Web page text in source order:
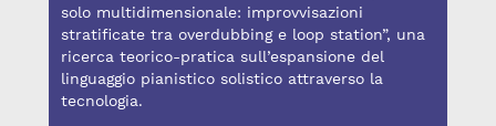
solo multidimensionale: improvvisazioni
stratificate tra overdubbing e loop station”, una
ricerca teorico-pratica sull’espansione del
linguaggio pianistico solistico attraverso la
tecnologia.